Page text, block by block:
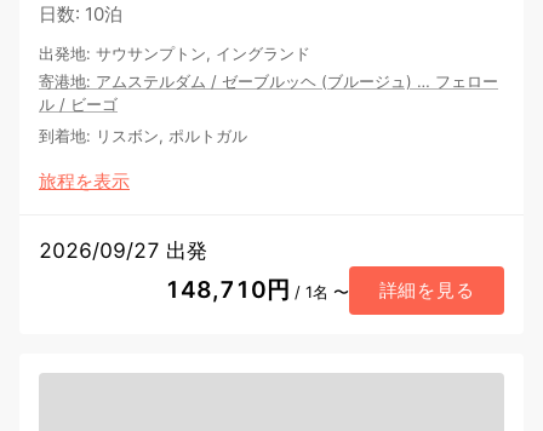
日数: 10泊
出発地: サウサンプトン, イングランド
寄港地: アムステルダム / ゼーブルッヘ (ブルージュ) … フェロー
ル / ビーゴ
到着地: リスボン, ポルトガル
旅程を表示
2026/09/27 出発
148,710円 / 1名 〜 詳細を見る